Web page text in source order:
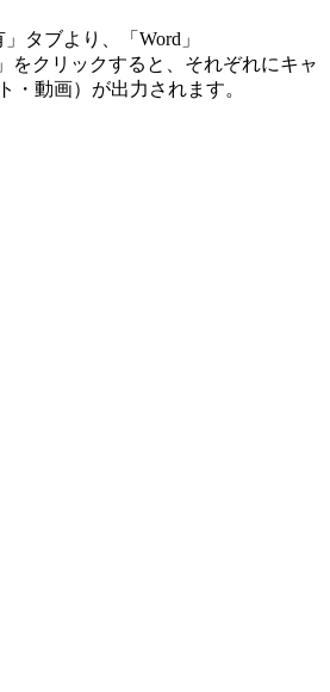
タブより、「Word」
をクリックすると、それぞれにキャ
・動画）が出力されます。